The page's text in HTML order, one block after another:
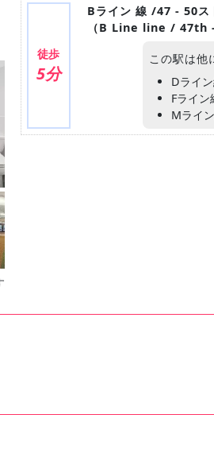
徒歩
5分
Bライン 線 /47 - 50ス
（B Line line /
この駅は他
Dライ
Fライン
Mライ